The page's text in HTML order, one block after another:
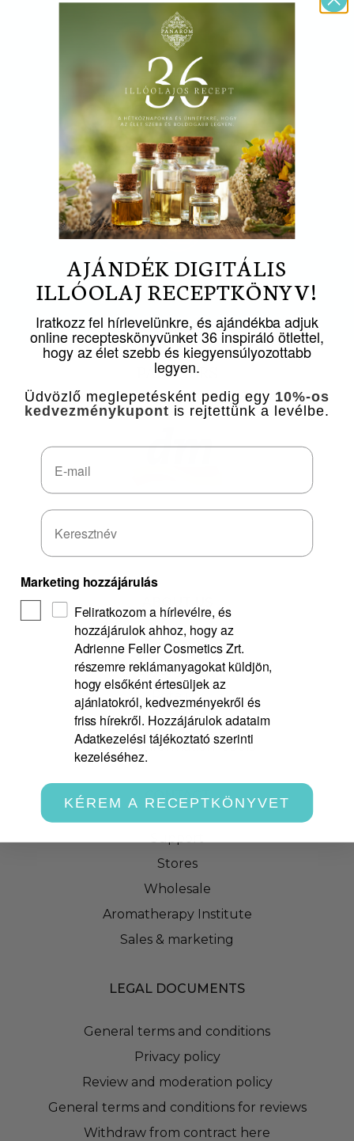
PARTNERS
Philosophy
Loyalty club
Rate us!
Delivery & Payment
Safety information labels
CONTACT
Support
Stores
Wholesale
Aromatherapy Institute
Sales & marketing
LEGAL DOCUMENTS
General terms and conditions
Privacy policy
Review and moderation policy
General terms and conditions for reviews
Withdraw from contract here
AJÁNDÉK DIGITÁLIS
ILLÓOLAJ RECEPTKÖNYV!
Iratkozz fel hírlevelünkre, és ajándékba adjuk
online recepteskönyvünket 36 inspiráló ötlettel,
hogy az élet szebb és kiegyensúlyozottabb
legyen.
Üdvözlő meglepetésként pedig egy 10%-os
kedvezménykupont is rejtettünk a levélbe.
Email
Marketing hozzájárulás
Feliratkozom a hírlevélre, és
hozzájárulok ahhoz, hogy az
Adrienne Feller Cosmetics Zrt.
részemre reklámanyagokat küldjön,
hogy elsőként értesüljek az
ajánlatokról, kedvezményekről és
friss hírekről. Hozzájárulok adataim
Adatkezelési tájékoztató szerinti
kezeléséhez.
KÉREM A RECEPTKÖNYVET